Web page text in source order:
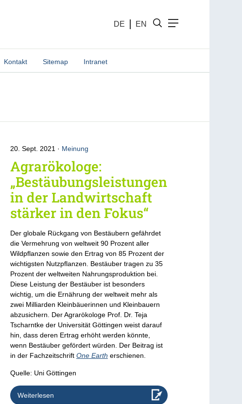
DE EN
Kontakt Sitemap Intranet
20. Sept. 2021 Meinung
Agrarökologe:
„Bestäubungsleistungen
in der Landwirtschaft
stärker in den Fokus“
Der globale Rückgang von Bestäubern gefährdet
die Vermehrung von weltweit 90 Prozent aller
Wildpflanzen sowie den Ertrag von 85 Prozent der
wichtigsten Nutzpflanzen. Bestäuber tragen zu 35
Prozent der weltweiten Nahrungsproduktion bei.
Diese Leistung der Bestäuber ist besonders
wichtig, um die Ernährung der weltweit mehr als
zwei Milliarden Kleinbäuerinnen und Kleinbauern
abzusichern. Der Agrarökologe Prof. Dr. Teja
Tscharntke der Universität Göttingen weist darauf
hin, dass deren Ertrag erhöht werden könnte,
wenn Bestäuber gefördert würden. Der Beitrag ist
in der Fachzeitschrift One Earth erschienen.
Quelle: Uni Göttingen
Weiterlesen